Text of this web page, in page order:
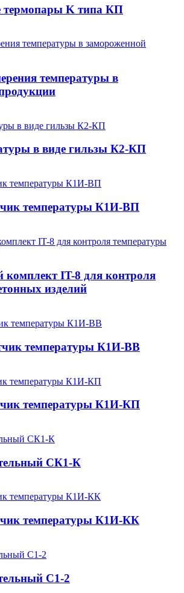
термопары K типа КП
температуры в
в виде гильзы К2-КП
температуры К1И-ВП
комплект IT-8 для контроля
изделий
температуры К1И-ВВ
температуры К1И-КП
СК1-К
температуры К1И-КК
С1-2